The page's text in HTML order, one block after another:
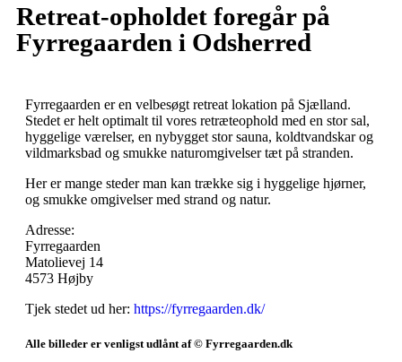
Retreat-opholdet foregår på
Fyrregaarden i Odsherred
Fyrregaarden er en velbesøgt retreat lokation på Sjælland.
Stedet er helt optimalt til vores retræteophold med en stor sal,
hyggelige værelser, en nybygget stor sauna, koldtvandskar og
vildmarksbad og smukke naturomgivelser tæt på stranden.
Her er mange steder man kan trække sig i hyggelige hjørner,
og smukke omgivelser med strand og natur.
Adresse:
Fyrregaarden
Matolievej 14
4573 Højby
Tjek stedet ud her: https://fyrregaarden.dk/
Alle billeder er venligst udlånt af © Fyrregaarden.dk